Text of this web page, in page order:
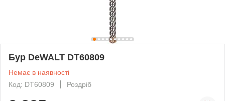
Бур DeWALT DT60809
Немає в наявності
Код: DT60809
Роздріб